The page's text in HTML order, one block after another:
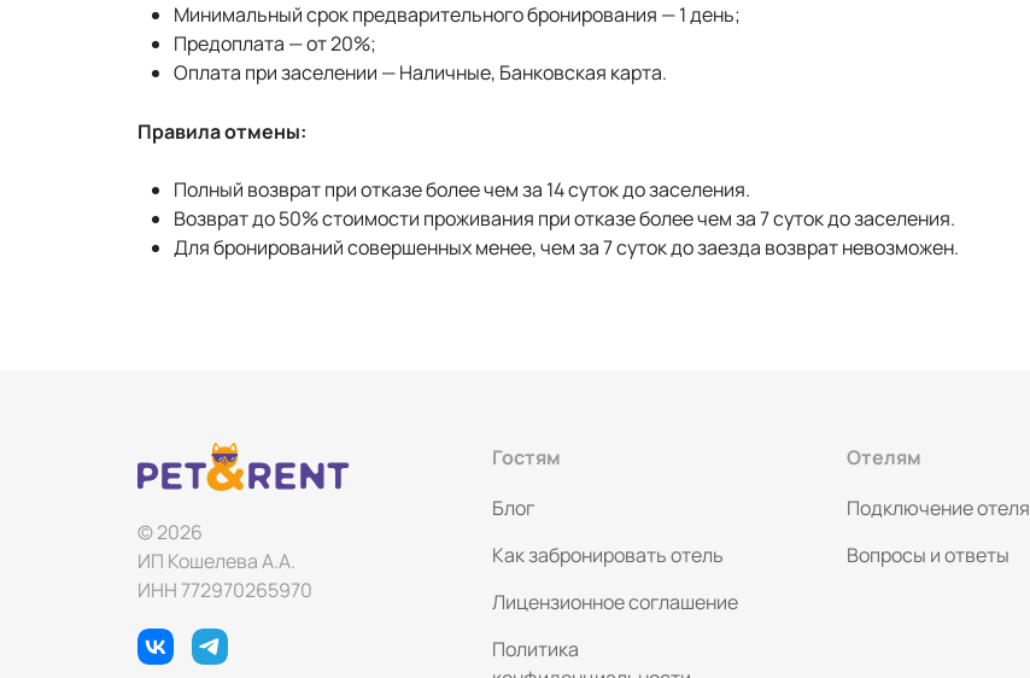
Минимальный срок предварительного бронирования — 1 день;
Предоплата — от 20%;
Оплата при заселении — Наличные, Банковская карта.
Правила отмены:
Полный возврат при отказе более чем за 14 суток до заселения.
Возврат до 50% стоимости проживания при отказе более чем за 7 суток до заселения.
Для бронирований совершенных менее, чем за 7 суток до заезда возврат невозможен.
© 2026
ИП Кошелева А.А.
ИНН 772970265970
Гостям
Блог
Как забронировать отель
Лицензионное соглашение
Политика
Отелям
Подключение отеля
Вопросы и ответы